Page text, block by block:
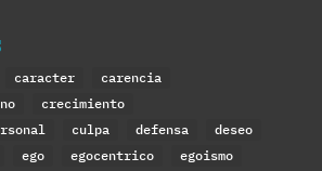
caracter
carencia
crecimiento
culpa defensa
deseo
ego egocentrico
egoismo